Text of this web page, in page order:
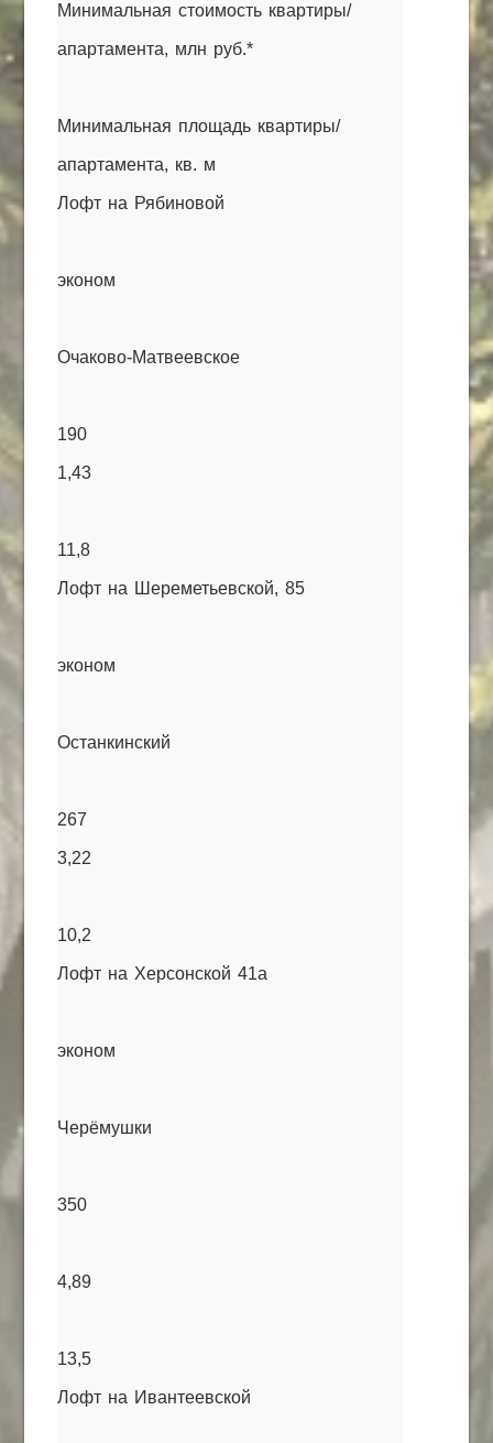
Минимальная стоимость квартиры/
апартамента, млн руб.*
Минимальная площадь квартиры/
апартамента, кв. м
Лофт на Рябиновой
эконом
Очаково-Матвеевское
190
1,43
11,8
Лофт на Шереметьевской, 85
эконом
Останкинский
267
3,22
10,2
Лофт на Херсонской 41а
эконом
Черёмушки
350
4,89
13,5
Лофт на Ивантеевской